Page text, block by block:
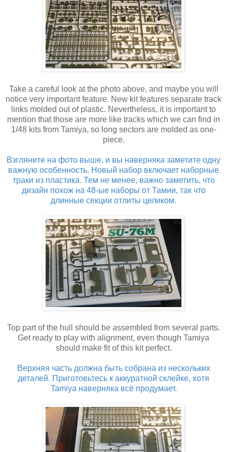
Take a careful look at the photo above, and maybe you will
notice very important feature. New kit features separate track
links molded out of plastic. Nevertheless, it is important to
mention that those are more like tracks which we can find in
1/48 kits from Tamiya, so long sectors are molded as one-
piece.
Взгляните на фото выше, и вы наверняка заметите одну
важную особенность. Новый набор включает наборные
траки из пластика. Тем не менее, важно заметить, что
дизайн похож на 48-ые наборы от Тамии, так что
длинные секции отлиты целиком.
Top part of the hull should be assembled from several parts.
Get ready to play with alignment, even though Tamiya
should make fit of this kit perfect.
Верхняя часть должна быть собрана из нескольких
деталей. Приготовьтесь к аккуратной склейке, хотя
Tamiya наверняка всё продумает.